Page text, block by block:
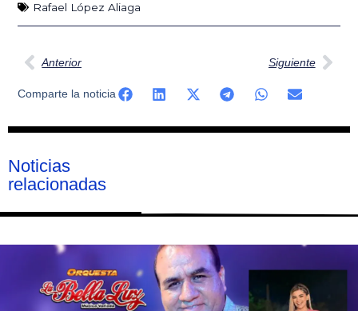
Rafael López Aliaga
Ant
Anterior Siguiente
Comparte la noticia
Noticias
relacionadas